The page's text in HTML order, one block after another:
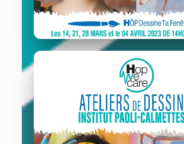
Sainte-Marguerite Hospital